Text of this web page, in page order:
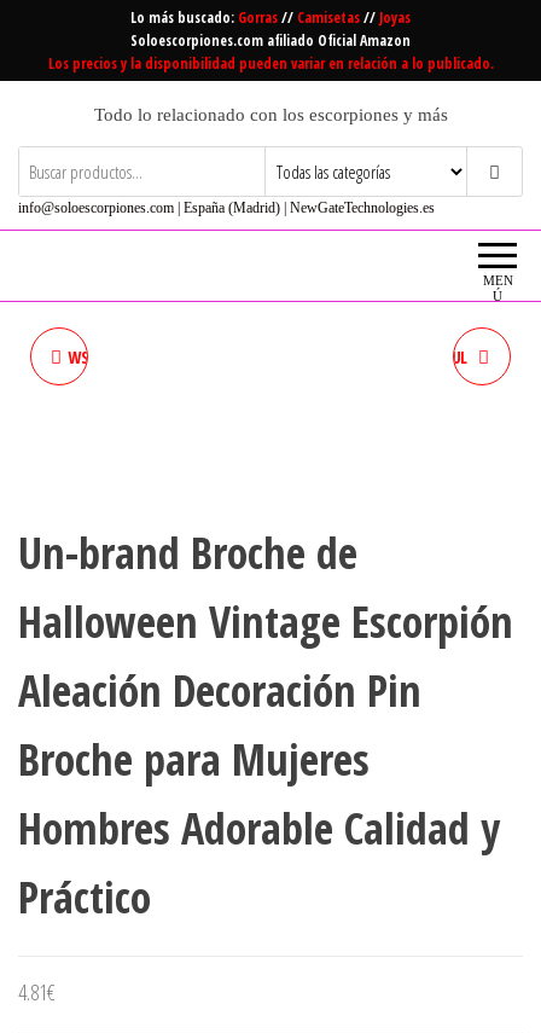
contenido
Lo más buscado: Gorras// Camisetas// Joyas
Soloescorpiones.com afiliado Oficial Amazon
Los precios y la disponibilidad pueden variar en relación a lo publicado.
Todo lo relacionado con los escorpiones y más
info@soloescorpiones.com | España (Madrid) | NewGateTechnologies.es
MEN
Ú
WSNDXZZ BROCHES BROCHE THJ BROCHES 5 PIEZAS AZUL
BROCHES JOYERÍA
Un-brand Broche de
Halloween Vintage Escorpión
Aleación Decoración Pin
Broche para Mujeres
Hombres Adorable Calidad y
Práctico
4.81€